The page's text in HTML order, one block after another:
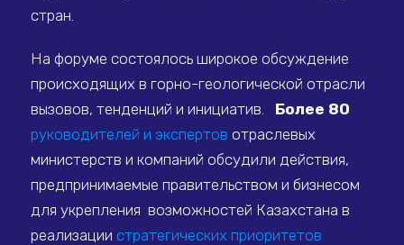
стран.
На форуме состоялось широкое обсуждение
происходящих в горно-геологической отрасли
вызовов, тенденций и инициатив. Более 80
руководителей и экспертов отраслевых
министерств и компаний обсудили действия,
предпринимаемые правительством и бизнесом
для укрепления возможностей Казахстана в
реализации стратегических приоритетов